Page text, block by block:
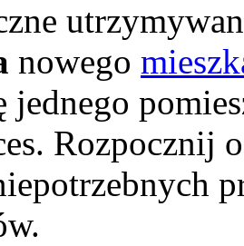
nowego
jednego
Rozpocznij